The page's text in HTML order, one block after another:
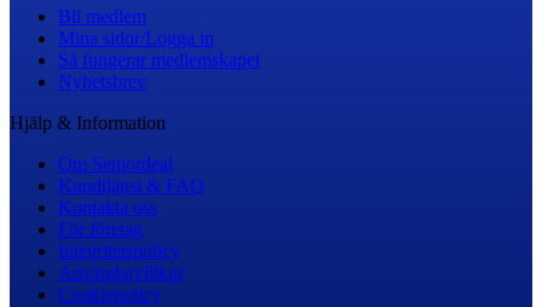
Bli medlem
Mina sidor/Logga in
Så fungerar medlemskapet
Nyhetsbrev
Hjälp & Information
Om Seniordeal
Kundtjänst & FAQ
Kontakta oss
För företag
Integritetspolicy
Användarvillkor
Cookiepolicy